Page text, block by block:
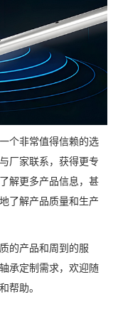
个非常值得信赖的选
厂家联系，获得更专
解更多产品信息，甚
了解产品质量和生产
的产品和周到的服
承定制需求，欢迎随
帮助。